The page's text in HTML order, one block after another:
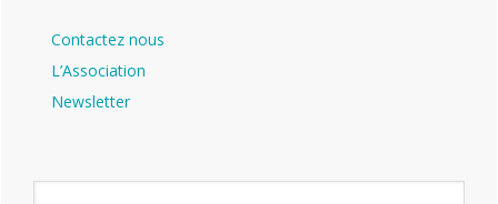
latérale
principale
Contactez nous
L’Association
Newsletter